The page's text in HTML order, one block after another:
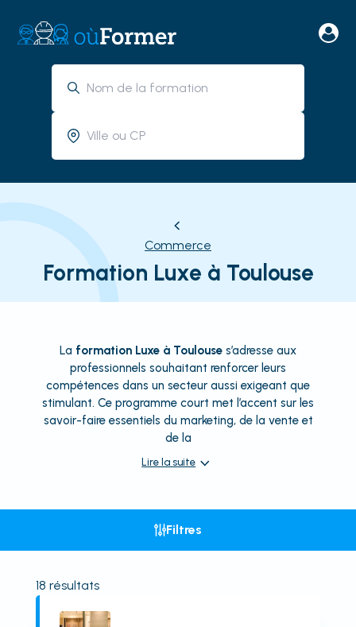
Commerce
Formation Luxe à Toulouse
La formation Luxe à Toulouse s’adresse aux
professionnels souhaitant renforcer leurs
compétences dans un secteur aussi exigeant que
stimulant. Ce programme court met l’accent sur les
savoir-faire essentiels du marketing, de la vente et
de la
Lire la suite
Filtres
18 résultats